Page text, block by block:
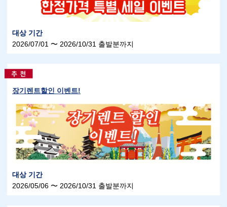
대상 기간
2026/07/01 〜 2026/10/31 출발분까지
장기렌트할인 이벤트!
대상 기간
2026/05/06 〜 2026/10/31 출발분까지